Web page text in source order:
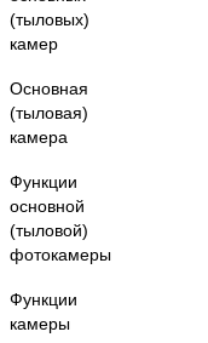
(тыловых)
камер
Основная
(тыловая)
камера
Функции
основной
(тыловой)
фотокамеры
Функции
камеры